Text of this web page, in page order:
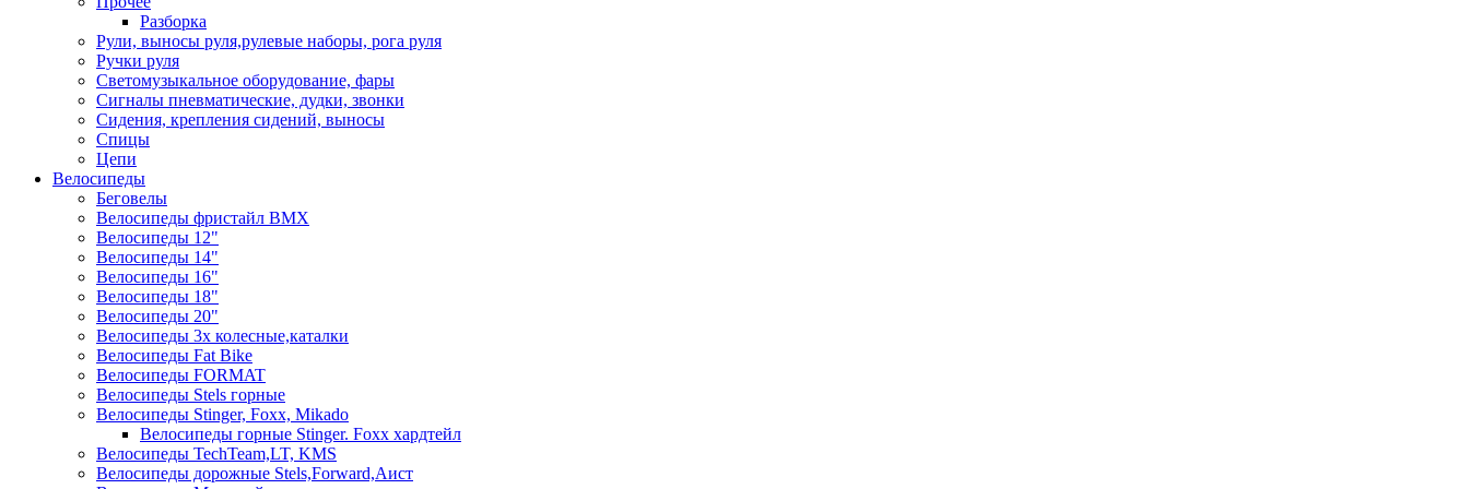
Разборка
Рули, выносы руля,рулевые наборы, рога руля
Ручки руля
Светомузыкальное оборудование, фары
Сигналы пневматические, дудки, звонки
Сидения, крепления сидений, выносы
Спицы
Цепи
Велосипеды
Беговелы
Велосипеды фристайл ВМХ
Велосипеды 12"
Велосипеды 14"
Велосипеды 16"
Велосипеды 18"
Велосипеды 20"
Велосипеды 3х колесные,каталки
Велосипеды Fat Bike
Велосипеды FORMAT
Велосипеды Stels горные
Велосипеды Stinger, Foxx, Mikado
Велосипеды горные Stinger. Foxx хардтейл
Велосипеды TechTeam,LT, KMS
Велосипеды дорожные Stels,Forward,Аист